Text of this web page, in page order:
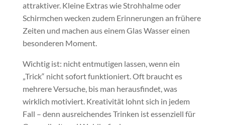
attraktiver. Kleine Extras wie Strohhalme oder
Schirmchen wecken zudem Erinnerungen an frühere
Zeiten und machen aus einem Glas Wasser einen
besonderen Moment.
Wichtig ist: nicht entmutigen lassen, wenn ein
„Trick“ nicht sofort funktioniert. Oft braucht es
mehrere Versuche, bis man herausfindet, was
wirklich motiviert. Kreativität lohnt sich in jedem
Fall – denn ausreichendes Trinken ist essenziell für